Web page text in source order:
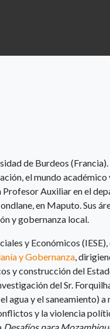
de Burdeos (Francia).
el mundo
Auxiliar en el
en Maputo. Sus
y gobernanza local.
y Económicos
y Gobernanza,
y construcción del
del Sr.
agua y el saneamiento)
y la violencia